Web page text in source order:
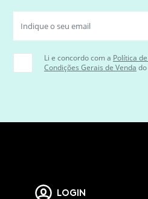
Li e concordo com a Política
Condições Gerais de Venda
LOGIN